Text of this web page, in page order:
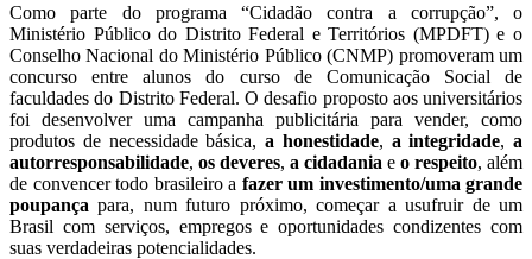
Como parte do programa “Cidadão contra a corrupção”, o
Ministério Público do Distrito Federal e Territórios (MPDFT) e o
Conselho Nacional do Ministério Público (CNMP) promoveram um
concurso entre alunos do curso de Comunicação Social de
faculdades do Distrito Federal. O desafio proposto aos universitários
foi desenvolver uma campanha publicitária para vender, como
produtos de necessidade básica, a honestidade, a integridade, a
autorresponsabilidade, os deveres, a cidadania e o respeito, além
de convencer todo brasileiro a fazer um investimento/uma grande
poupançapara, num futuro próximo, começar a usufruir de um
Brasil com serviços, empregos e oportunidades condizentes com
suas verdadeiras potencialidades.